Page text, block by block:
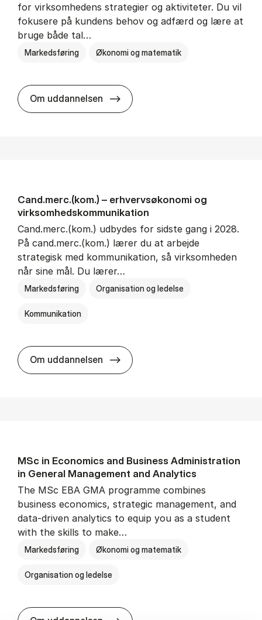
for virksomhedens strategier og aktiviteter. Du vil
fokusere på kundens behov og adfærd og lære at
bruge både tal…
Markedsføring Økonomi og matematik
Om uddannelsen Cand.merc. i øko­no­misk
Cand.merc.(kom.) – erhvervs­økonomi og
virksomheds­kommunikation
Cand.merc.(kom.) udbydes for sidste gang i 2028.
På cand.merc.(kom.) lærer du at arbejde
strategisk med kommunikation, så virksomheden
når sine mål. Du lærer…
Markedsføring Organisation og ledelse
Kommunikation
Om uddannelsen Cand.merc.(kom.) –
MSc in Eco­nom­ics and Busi­ness Ad­min­is­tra­tion
in Gen­er­al Man­age­ment and Ana­lyt­ics
The MSc EBA GMA programme combines
business economics, strategic management, and
data-driven analytics to equip you as a student
with the skills to make…
Markedsføring Økonomi og matematik
Organisation og ledelse